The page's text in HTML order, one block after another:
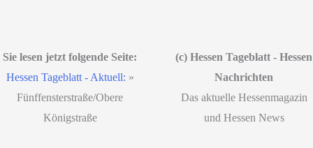
Sie lesen jetzt folgende Seite:
Hessen Tageblatt - Aktuell: »
Fünffensterstraße/Obere
Königstraße
(c) Hessen Tageblatt - Hessen
Nachrichten
Das aktuelle Hessenmagazin
und Hessen News